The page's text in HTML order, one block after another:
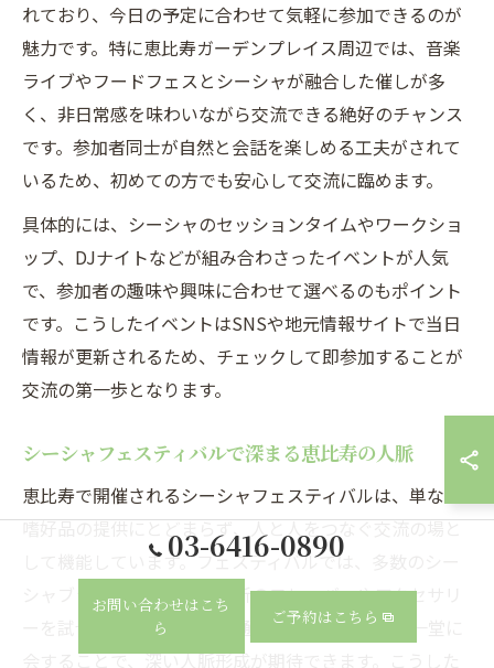
れており、今日の予定に合わせて気軽に参加できるのが
魅力です。特に恵比寿ガーデンプレイス周辺では、音楽
ライブやフードフェスとシーシャが融合した催しが多
く、非日常感を味わいながら交流できる絶好のチャンス
です。参加者同士が自然と会話を楽しめる工夫がされて
いるため、初めての方でも安心して交流に臨めます。
具体的には、シーシャのセッションタイムやワークショ
ップ、DJナイトなどが組み合わさったイベントが人気
で、参加者の趣味や興味に合わせて選べるのもポイント
です。こうしたイベントはSNSや地元情報サイトで当日
情報が更新されるため、チェックして即参加することが
交流の第一歩となります。
シーシャフェスティバルで深まる恵比寿の人脈
恵比寿で開催されるシーシャフェスティバルは、単なる
嗜好品の提供にとどまらず、人と人をつなぐ交流の場と
して機能しています。フェスティバルでは、多数のシー
シャブランドが出展し、最新のフレーバーやアクセサリ
ーを試せるだけでなく、共通の趣味を持つ人々が一堂に
会することで、深い人脈形成が期待できます。こうした
03-6416-0890
お問い合わせはこち
ら
ご予約はこちら